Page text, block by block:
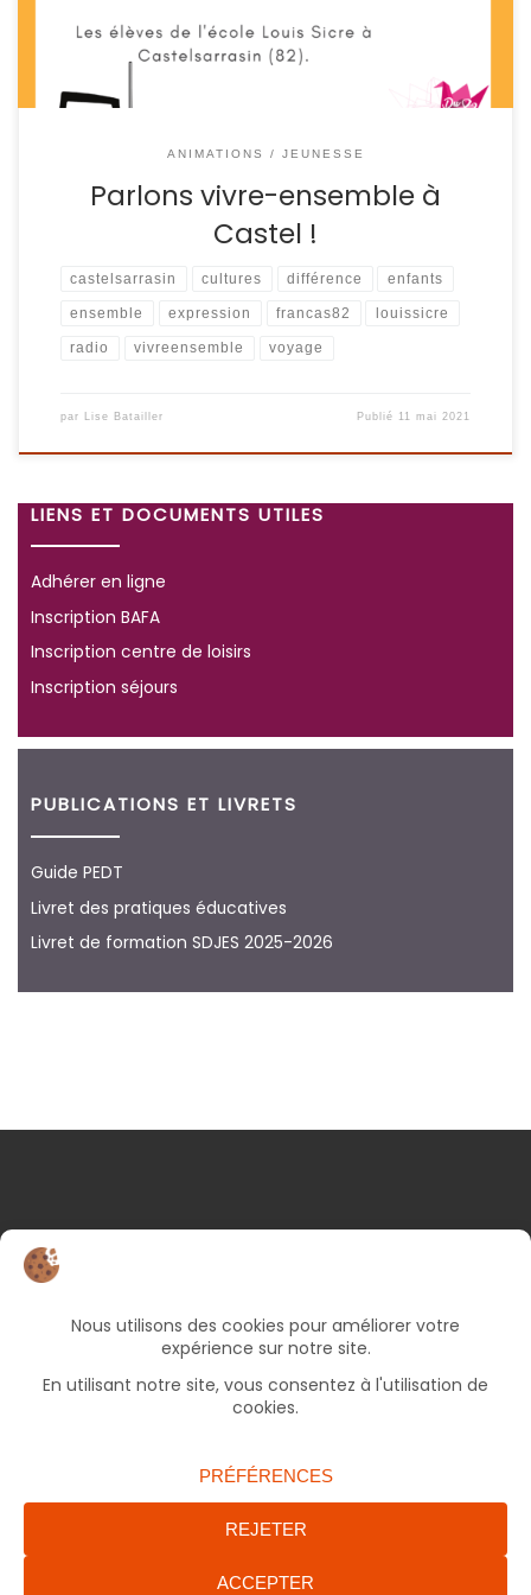
ANIMATIONS / JEUNESSE
Parlons vivre-ensemble à
Castel !
castelsarrasin cultures différence enfants
ensemble expression francas82 louissicre
radio vivreensemble voyage
par Lise Batailler Publié 11 mai 2021
LIENS ET DOCUMENTS UTILES
Adhérer en ligne
Inscription BAFA
Inscription centre de loisirs
Inscription séjours
PUBLICATIONS ET LIVRETS
Guide PEDT
Livret des pratiques éducatives
Livret de formation SDJES 2025-2026
NOS COORDONNÉES
82000 Montauban
05 63 66 49 06
Bureaux ouverts le lundi et jeudi de 9h à 17h, le
mercredi et vendredi de 9h à 12h30 (fermé le